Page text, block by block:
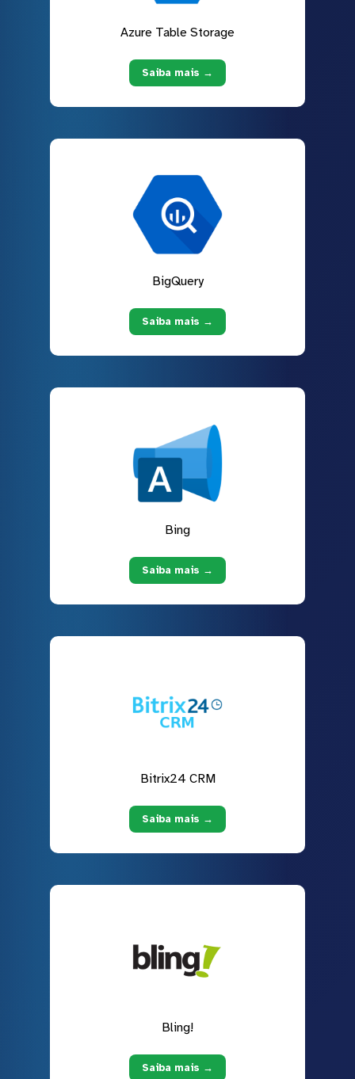
Azure Table Storage
Saiba mais →
BigQuery
Saiba mais →
Bing
Saiba mais →
Bitrix24 CRM
Saiba mais →
Bling!
Saiba mais →